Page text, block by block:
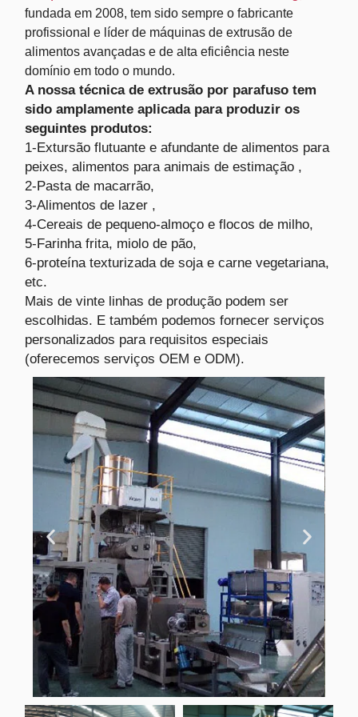
fundada em 2008, tem sido sempre o fabricante
profissional e líder de máquinas de extrusão de
alimentos avançadas e de alta eficiência neste
domínio em todo o mundo.
A nossa técnica de extrusão por parafuso tem
sido amplamente aplicada para produzir os
seguintes produtos:
1-Extursão flutuante e afundante de alimentos para
peixes, alimentos para animais de estimação ,
2-Pasta de macarrão,
3-Alimentos de lazer ,
4-Cereais de pequeno-almoço e flocos de milho,
5-Farinha frita, miolo de pão,
6-proteína texturizada de soja e carne vegetariana,
etc.
Mais de vinte linhas de produção podem ser
escolhidas. E também podemos fornecer serviços
personalizados para requisitos especiais
(oferecemos serviços OEM e ODM).